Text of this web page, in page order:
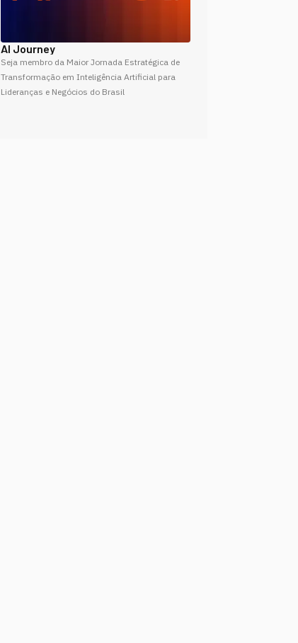
AI Journey
Seja membro da Maior Jornada Estratégica de
Transformação em Inteligência Artificial para
Lideranças e Negócios do Brasil